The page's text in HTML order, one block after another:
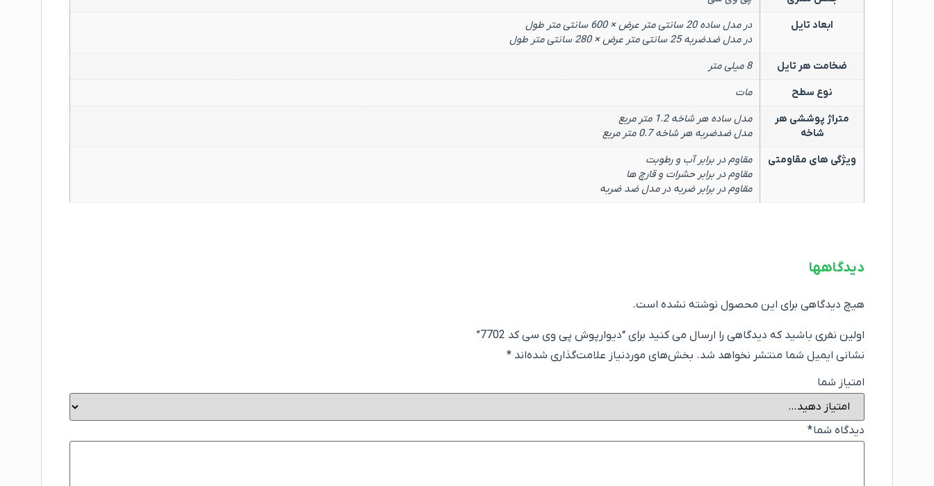
ابعاد تایل
در مدل ساده 20 سانتی متر عرض × 600 سانتی متر طول
در مدل ضدضربه 25 سانتی متر عرض × 280 سانتی متر طول
ضخامت هر تایل
8 میلی متر
نوع سطح
مات
متراژ پوششی هر
شاخه
مدل ساده هر شاخه 1.2 متر مربع
مدل ضدضربه هر شاخه 0.7 متر مربع
ویژگی های مقاومتی
مقاوم در برابر آب و رطوبت
مقاوم در برابر حشرات و قارچ ها
مقاوم در برابر ضربه در مدل ضد ضربه
دیدگاهها
هیچ دیدگاهی برای این محصول نوشته نشده است.
اولین نفری باشید که دیدگاهی را ارسال می کنید برای “دیوارپوش پی وی سی کد 7702”
نشانی ایمیل شما منتشر نخواهد شد. بخش‌های موردنیاز علامت‌گذاری شده‌اند *
امتیاز شما
دیدگاه شما*